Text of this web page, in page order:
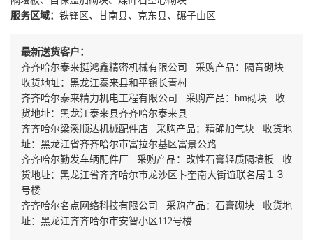
服务区域： 铁锋区、甘南县、克东县、碾子山区
最新送货客户：
齐齐哈尔泰来挺鸿鑫精密机械有限公司 采购产品：隔音砌块
收货地址：黑龙江泰来县和平镇长青村
齐齐哈尔泰来精力机电工程有限公司 采购产品：bm砌块 收
货地址：黑龙江泰来县齐齐哈尔泰来县
齐齐哈尔梁溪顺达机械配件店 采购产品：精确加气块 收货地
址：黑龙江省齐齐哈尔市富拉尔基区富景公路
齐齐哈尔勤发车辆配件厂 采购产品：改性石膏轻质隔墙板 收
货地址：黑龙江省齐齐哈尔市龙沙区卜奎南大街谊联名居１３
号楼
齐齐哈尔名点网络科技有限公司 采购产品：石膏砌块 收货地
址：黑龙江齐齐哈尔市安智小区112号楼